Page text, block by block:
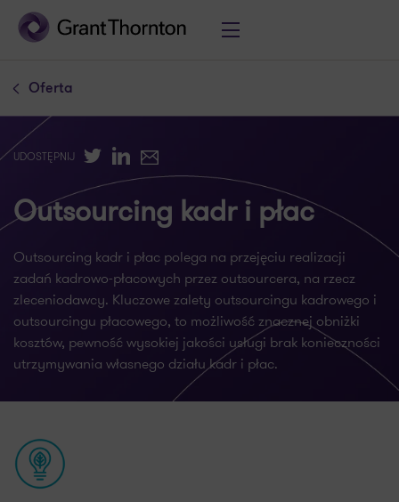
Oferta
UDOSTĘPNIJ TwitterLinkedIn
E-mail
Outsourcing kadr i płac
Outsourcing kadr i płac polega na przejęciu realizacji
zadań kadrowo-płacowych przez outsourcera, na rzecz
zleceniodawcy. Kluczowe zalety outsourcingu kadrowego i
outsourcingu płacowego, to możliwość znacznej obniżki
kosztów, pewność wysokiej jakości usługi brak konieczności
utrzymywania własnego działu kadr i płac.